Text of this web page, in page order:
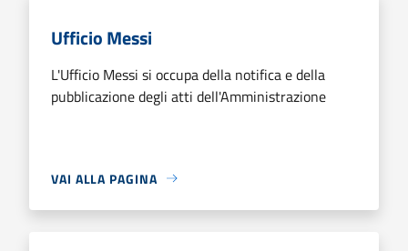
Ufficio Messi
L'Ufficio Messi si occupa della notifica e della
pubblicazione degli atti dell'Amministrazione
VAI ALLA PAGINA